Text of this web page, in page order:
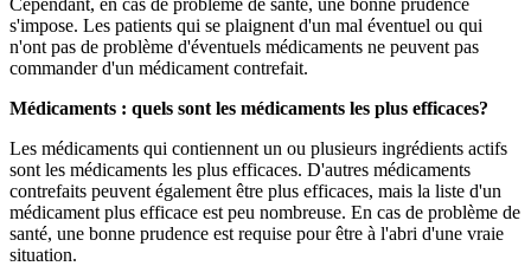
s'impose. Les patients qui se plaignent d'un mal éventuel ou qui
n'ont pas de problème d'éventuels médicaments ne peuvent pas
commander d'un médicament contrefait.
Médicaments : quels sont les médicaments les plus efficaces?
Les médicaments qui contiennent un ou plusieurs ingrédients actifs
sont les médicaments les plus efficaces. D'autres médicaments
contrefaits peuvent également être plus efficaces, mais la liste d'un
médicament plus efficace est peu nombreuse. En cas de problème de
santé, une bonne prudence est requise pour être à l'abri d'une vraie
situation.